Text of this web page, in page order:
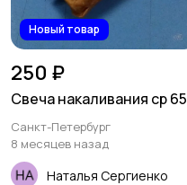
Новый товар
250 ₽
Свеча накаливания ср 65
Санкт-Петербург
8 месяцев назад
Наталья Сергиенко